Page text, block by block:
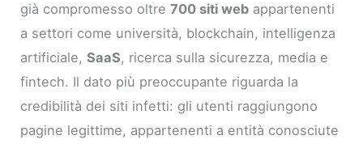
già compromesso oltre700 siti web appartenenti
a settori come università, blockchain, intelligenza
artificiale,SaaS, ricerca sulla sicurezza, media e
fintech. Il dato più preoccupante riguarda la
credibilità dei siti infetti: gli utenti raggiungono
pagine legittime, appartenenti a entità conosciute